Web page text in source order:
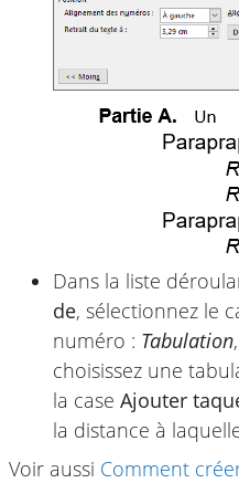
Dans la liste
de, sélectionnez le
numéro : Tabulation,
choisissez une
la case Ajouter
la distance à
Voir aussi Comment